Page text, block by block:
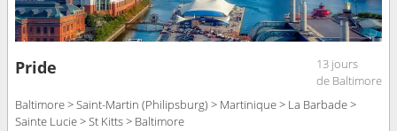
Pride
13 jours
de Baltimore
Baltimore > Saint-Martin (Philipsburg) > Martinique > La Barbade >
Sainte Lucie > St Kitts > Baltimore